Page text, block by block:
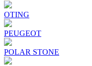
OTING
PEUGEOT
POLAR STONE